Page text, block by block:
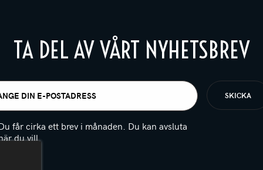
TA DEL AV VÅRT NYHETSBREV
får cirka ett brev i månaden. Du kan avsluta
du vill.